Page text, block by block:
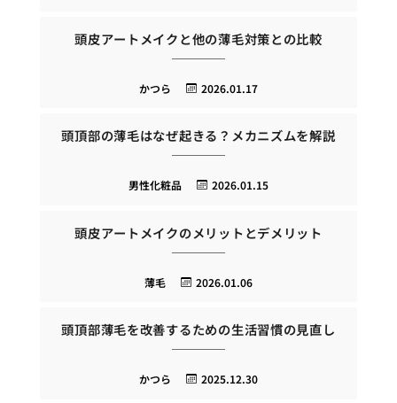
頭皮アートメイクと他の薄毛対策との比較
2026.01.17
かつら
頭頂部の薄毛はなぜ起きる？メカニズムを解説
2026.01.15
男性化粧品
頭皮アートメイクのメリットとデメリット
2026.01.06
薄毛
頭頂部薄毛を改善するための生活習慣の見直し
2025.12.30
かつら